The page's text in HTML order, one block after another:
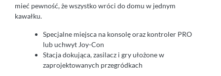
mieć pewność, że wszystko wróci do domu w jednym
kawałku.
Specjalne miejsca na konsolę oraz kontroler PRO
lub uchwyt Joy-Con
Stacja dokująca, zasilacz i gry ułożone w
zaprojektowanych przegródkach